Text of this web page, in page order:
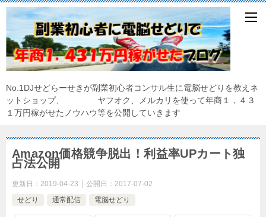
No.1DJせどらーせきが副業初心者コンサル生に電脳せどりを教えネ
ットショップ、 ヤフオク、メルカリを使って年商１，４３
１万円稼がせたノウハウ等を公開していきます
Amazon価格競争脱出！利益率UPカート独
占法公開
更新日： 2019-04-23 公開日： 2017-07-02
せどり
通常配信 電脳せどり